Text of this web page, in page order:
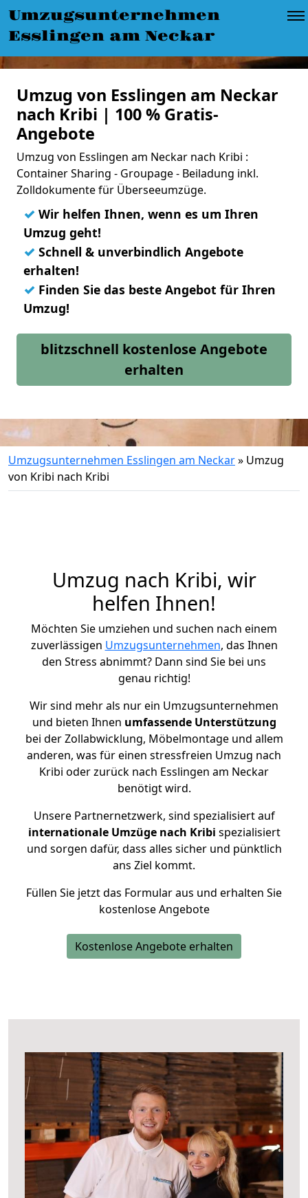
Umzugsunternehmen
Esslingen am Neckar
Umzug von Esslingen am Neckar
nach Kribi | 100 % Gratis-
Angebote
Umzug von Esslingen am Neckar nach Kribi :
Container Sharing - Groupage - Beiladung inkl.
Zolldokumente für Überseeumzüge.
✓ Wir helfen Ihnen, wenn es um Ihren
Umzug geht!
✓ Schnell & unverbindlich Angebote
erhalten!
✓ Finden Sie das beste Angebot für Ihren
Umzug!
blitzschnell kostenlose Angebote
erhalten
Umzugsunternehmen Esslingen am Neckar» Umzug
von Kribi nach Kribi
Umzug nach Kribi, wir
helfen Ihnen!
Möchten Sie umziehen und suchen nach einem
zuverlässigen Umzugsunternehmen, das Ihnen
den Stress abnimmt? Dann sind Sie bei uns
genau richtig!
Wir sind mehr als nur ein Umzugsunternehmen
und bieten Ihnen umfassende Unterstützung
bei der Zollabwicklung, Möbelmontage und allem
anderen, was für einen stressfreien Umzug nach
Kribi oder zurück nach Esslingen am Neckar
benötigt wird.
Unsere Partnernetzwerk, sind spezialisiert auf
internationale Umzüge nach Kribi spezialisiert
und sorgen dafür, dass alles sicher und pünktlich
ans Ziel kommt.
Füllen Sie jetzt das Formular aus und erhalten Sie
kostenlose Angebote
Kostenlose Angebote erhalten